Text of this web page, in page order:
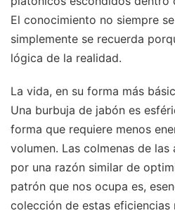
El conocimiento no siempre
simplemente se recuerda
lógica de la realidad.
La vida, en su forma más
Una burbuja de jabón es
forma que requiere menos
volumen. Las colmenas de las
por una razón similar de
patrón que nos ocupa es,
colección de estas eficiencias